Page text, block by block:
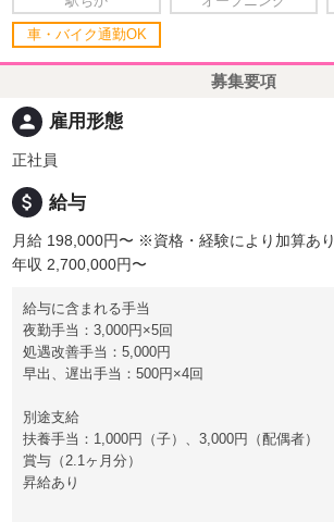
車・バイク通勤OK
募集要項
person 雇用形態
正社員
attach_money 給与
月給 198,000円〜 ※資格・経験により加算あり
年収 2,700,000円〜
給与に含まれる手当
夜勤手当：3,000円×5回
処遇改善手当：5,000円
早出、遅出手当：500円×4回
別途支給
扶養手当：1,000円（子）、3,000円（配偶者）
賞与（2.1ヶ月分）
昇給あり